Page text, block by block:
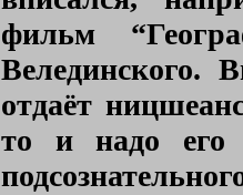
фильм
Велединского.
отдаёт
то и надо его